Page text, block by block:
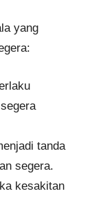
yang
tanda
segera.
kesakitan